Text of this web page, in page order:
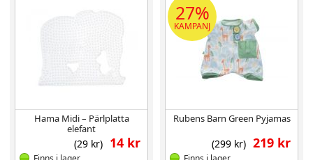
Hama Midi – Pärlplatta
elefant
14 kr
(29 kr)
27%
KAMPANJ
Rubens Barn Green Pyjamas
219 kr
(299 kr)